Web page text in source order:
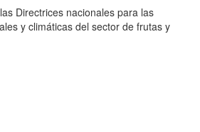
Directrices nacionales para las
y climáticas del sector de frutas y